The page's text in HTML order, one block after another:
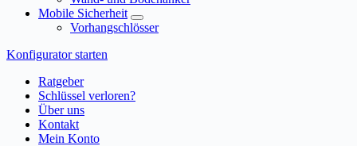
Mobile Sicherheit
Vorhangschlösser
Konfigurator starten
Ratgeber
Schlüssel verloren?
Über uns
Kontakt
Mein Konto